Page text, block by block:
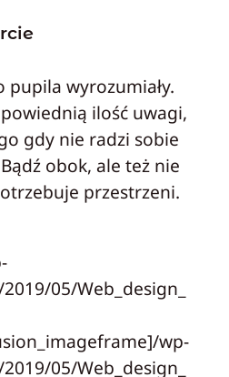
pupila wyrozumiały.
ilość uwagi,
gdy nie radzi sobie
obok, ale też nie
przestrzeni.
05/Web_design_
wp-
05/Web_design_